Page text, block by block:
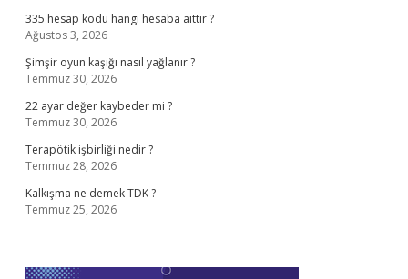
335 hesap kodu hangi hesaba aittir ?
Ağustos 3, 2026
Şimşir oyun kaşığı nasıl yağlanır ?
Temmuz 30, 2026
22 ayar değer kaybeder mi ?
Temmuz 30, 2026
Terapötik işbirliği nedir ?
Temmuz 28, 2026
Kalkışma ne demek TDK ?
Temmuz 25, 2026